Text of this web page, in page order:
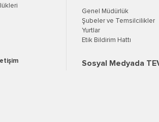
Genel Müdürlük
Şubeler ve Temsilcilikler
Yurtlar
Etik Bildirim Hattı
Sosyal Medyada